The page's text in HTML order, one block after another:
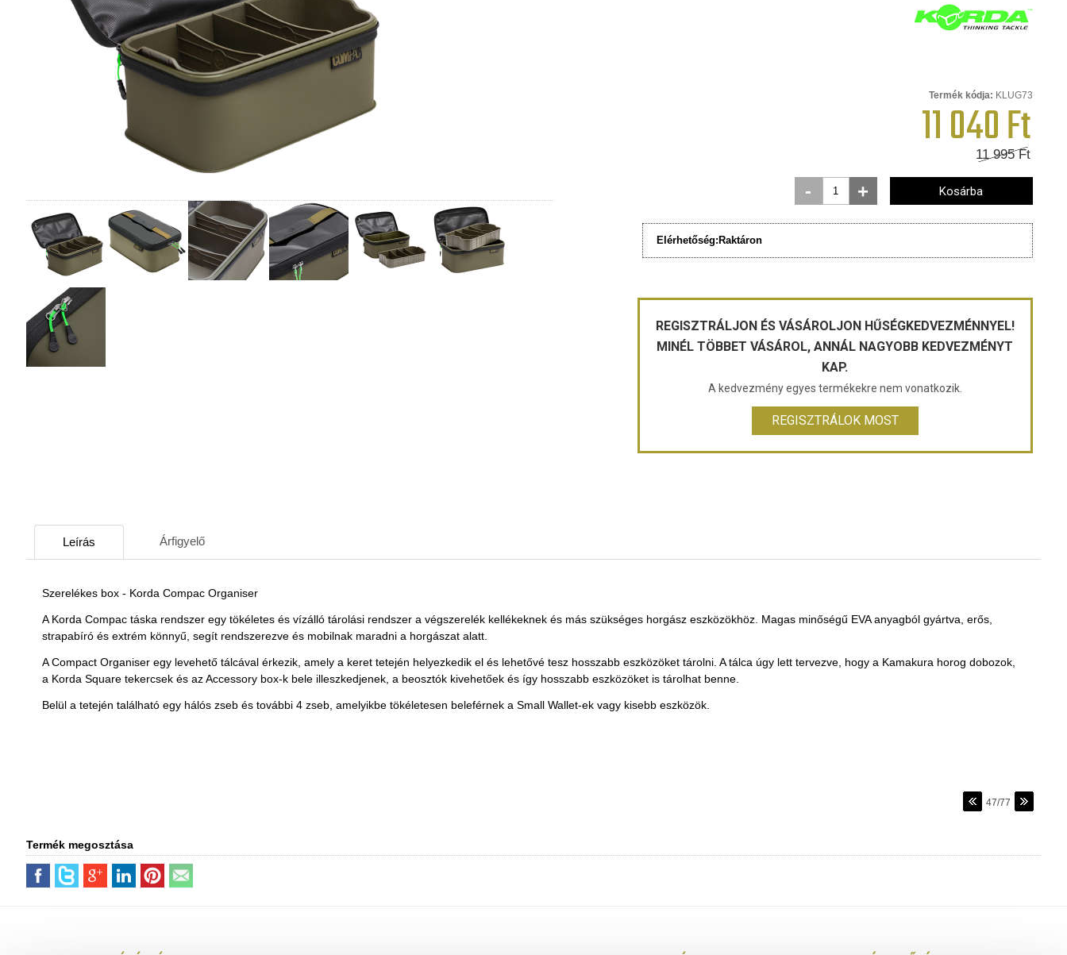
Termék kódja: KLUG73
11 040Ft
11 995Ft
- + Kosárba
Elérhetőség: Raktáron
REGISZTRÁLJON ÉS VÁSÁROLJON HŰSÉGKEDVEZMÉNNYEL!
MINÉL TÖBBET VÁSÁROL, ANNÁL NAGYOBB KEDVEZMÉNYT
KAP.
A kedvezmény egyes termékekre nem vonatkozik.
REGISZTRÁLOK MOST
Leírás Árfigyelő
Szerelékes box - Korda Compac Organiser
A Korda Compac táska rendszer egy tökéletes és vízálló tárolási rendszer a végszerelék kellékeknek és más szükséges horgász eszközökhöz. Magas minőségű EVA anyagból gyártva, erős,
strapabíró és extrém könnyű, segít rendszerezve és mobilnak maradni a horgászat alatt.
A Compact Organiser egy levehető tálcával érkezik, amely a keret tetején helyezkedik el és lehetővé tesz hosszabb eszközöket tárolni. A tálca úgy lett tervezve, hogy a Kamakura horog dobozok,
a Korda Square tekercsek és az Accessory box-k bele illeszkedjenek, a beosztók kivehetőek és így hosszabb eszközöket is tárolhat benne.
Belül a tetején található egy hálós zseb és további 4 zseb, amelyikbe tökéletesen beleférnek a Small Wallet-ek vagy kisebb eszközök.
47/77
Termék megosztása